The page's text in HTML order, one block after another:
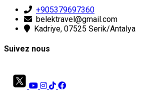
+905379697360
belektravel@gmail.com
Kadriye, 07525 Serik/Antalya
Suivez nous